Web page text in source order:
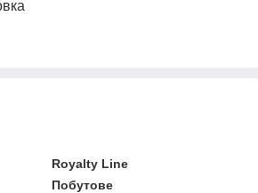
Royalty Line
Побутове